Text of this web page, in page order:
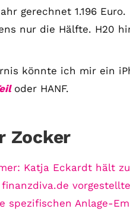
gerechnet 1.196
nur die Hälfte. H20
könnte ich mir ein
oder HANF.
Zocker
Katja Eckardt hält
spezifischen Anlage-